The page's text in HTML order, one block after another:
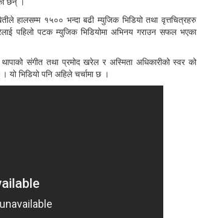
हालसम्म १५०० भन्दा बढी म्युजिक भिडियो तथा वृत्तचित्रहरु
पहिलो पटक म्युजिक भिडियोमा अभिनय गराउन सफल भएका
संगीत तथा प्रमोद खरेल र अस्मिता अधिकारीको स्वर को
भिडियो पनि अहिले चर्चामा छ ।